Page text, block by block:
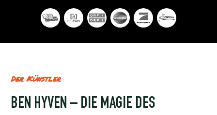
Der Künstler
BEN HYVEN – DIE MAGIE DES